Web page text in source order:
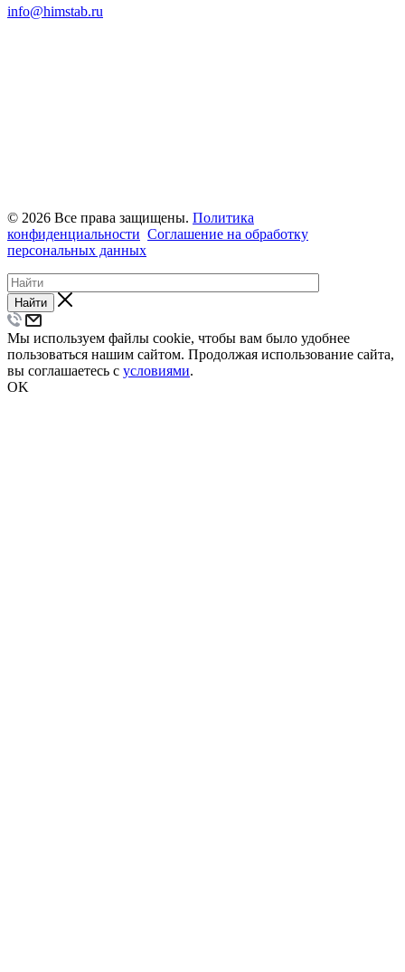
info@himstab.ru
© 2026 Все права защищены. Политика
конфиденциальности Соглашение на обработку
персональных данных
Найти
Мы используем файлы cookie, чтобы вам было удобнее
пользоваться нашим сайтом. Продолжая использование сайта,
вы соглашаетесь с условиями.
OK